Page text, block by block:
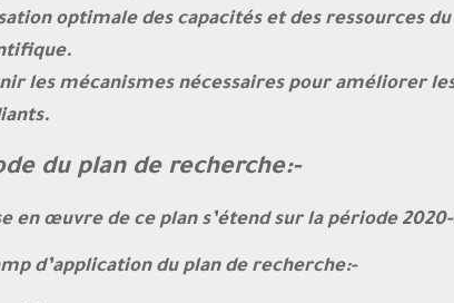
optimale des capacités et des ressources
les mécanismes nécessaires pour améliorer
du plan de recherche:-
en œuvre de ce plan s’étend sur la période
d’application du plan de recherche:-